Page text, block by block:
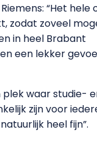
“Het hele
zodat zoveel
in heel Brabant
een lekker
plek waar studie-
zijn voor
heel fijn”.